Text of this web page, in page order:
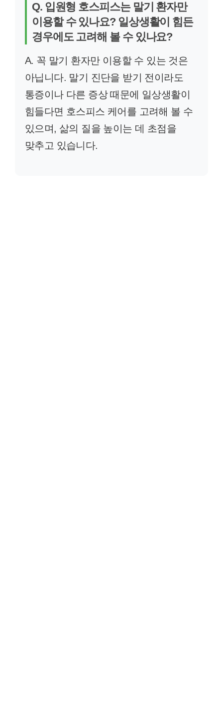
Q. 입원형 호스피스는 말기 환자만
이용할 수 있나요? 일상생활이 힘든
경우에도 고려해 볼 수 있나요?
A. 꼭 말기 환자만 이용할 수 있는 것은
아닙니다. 말기 진단을 받기 전이라도
통증이나 다른 증상 때문에 일상생활이
힘들다면 호스피스 케어를 고려해 볼 수
있으며, 삶의 질을 높이는 데 초점을
맞추고 있습니다.